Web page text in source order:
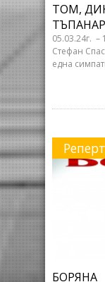
ТОМ,
05.03.24г.
Стефан
една
БОРЯНА